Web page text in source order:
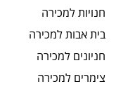
חנויותלמכירה
בית אבותלמכירה
חניונים למכירה
צימרים למכירה